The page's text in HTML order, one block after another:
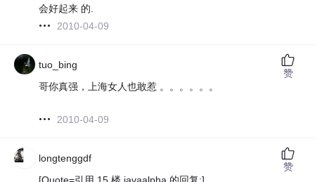
会好起来 的.
2010-04-09
tuo_bing
哥你真强，上海女人也敢惹 。。。。。。
2010-04-09
赞
longtenggdf
[Quote=引用 15 楼 javaalpha 的回复:]
赞